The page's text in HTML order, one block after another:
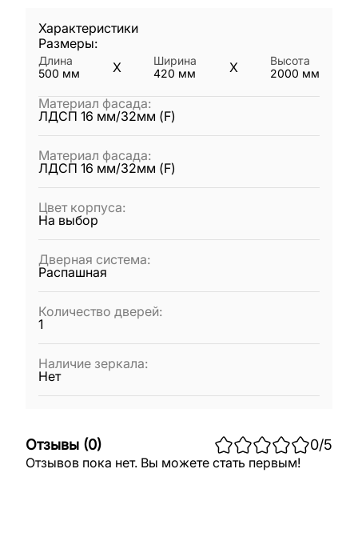
Характеристики
Размеры:
Длина
500 мм X
Ширина
420 мм X
Высота
2000 мм
Материал фасада:
ЛДСП 16 мм/32мм (F)
Материал фасада:
ЛДСП 16 мм/32мм (F)
Цвет корпуса:
На выбор
Дверная система:
Распашная
Количество дверей:
1
Наличие зеркала:
Нет
Отзывы (0) 0/5
Отзывов пока нет. Вы можете стать первым!